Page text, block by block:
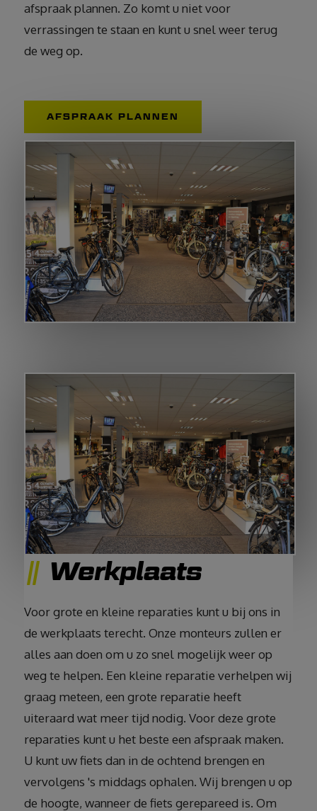
afspraak plannen. Zo komt u niet voor
verrassingen te staan en kunt u snel weer terug
de weg op.
AFSPRAAK PLANNEN
Werkplaats
Voor grote en kleine reparaties kunt u bij ons in
de werkplaats terecht. Onze monteurs zullen er
alles aan doen om u zo snel mogelijk weer op
weg te helpen. Een kleine reparatie verhelpen wij
graag meteen, een grote reparatie heeft
uiteraard wat meer tijd nodig. Voor deze grote
reparaties kunt u het beste een afspraak maken.
U kunt uw fiets dan in de ochtend brengen en
vervolgens 's middags ophalen. Wij brengen u op
de hoogte, wanneer de fiets gerepareed is. Om